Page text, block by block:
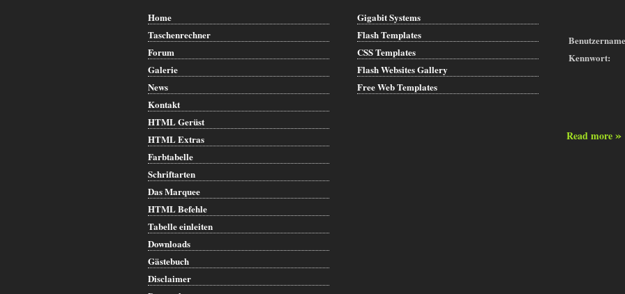
Home
Taschenrechner
Forum
Galerie
News
Kontakt
HTML Gerüst
HTML Extras
Farbtabelle
Schriftarten
Das Marquee
HTML Befehle
Tabelle einleiten
Downloads
Gästebuch
Disclaimer
Gigabit Systems
Flash Templates
CSS Templates
Flash Websites Gallery
Free Web Templates
Kennwort:
Read more»